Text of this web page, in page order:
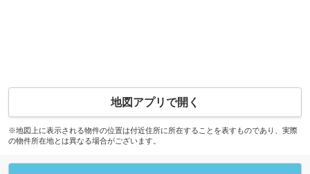
地図アプリで開く
※地図上に表示される物件の位置は付近住所に所在することを表すものであり、実際
の物件所在地とは異なる場合がございます。